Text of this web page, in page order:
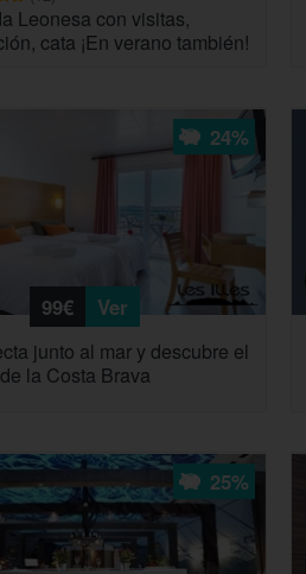
Leonesa con visitas,
cata ¡En verano también!
24%
99€ Ver
junto al mar y descubre el
la Costa Brava
25%